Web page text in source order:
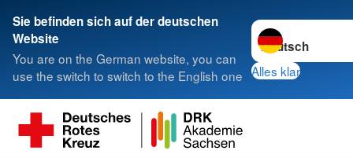
Sie befinden sich auf der deutschen
Website
You are on the German website, you can
use the switch to switch to the English one
Sprache
Alles klar